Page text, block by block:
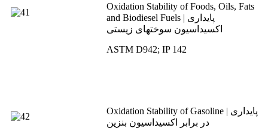
Oxidation Stability of Foods, Oils, Fats
and Biodiesel Fuels | پایداری
اکسیداسیون سوختهای زیستی
ASTM D942; IP 142
Oxidation Stability of Gasoline | پایداری
در برابر اکسیداسیون بنزین